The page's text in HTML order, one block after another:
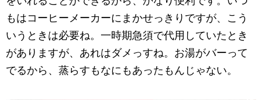
もはコーヒーメーカーにまかせっきりですが、こう
いうときは必要ね。一時期急須で代用していたとき
がありますが、あれはダメっすね。お湯がバーって
でるから、蒸らすもなにもあったもんじゃない。